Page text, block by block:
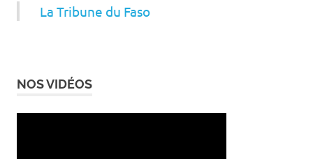
La Tribune du Faso
NOS VIDÉOS